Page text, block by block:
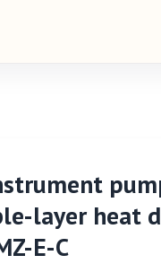
layer heat
E-C